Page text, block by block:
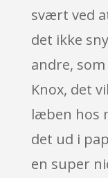
svært ved
det ikke
andre,
Knox, det
læben hos
det ud i
en super